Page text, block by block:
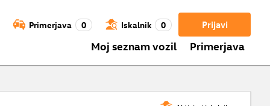
Prijavi
Primerjava 0 Iskalnik 0
Moj seznam vozil Primerjava